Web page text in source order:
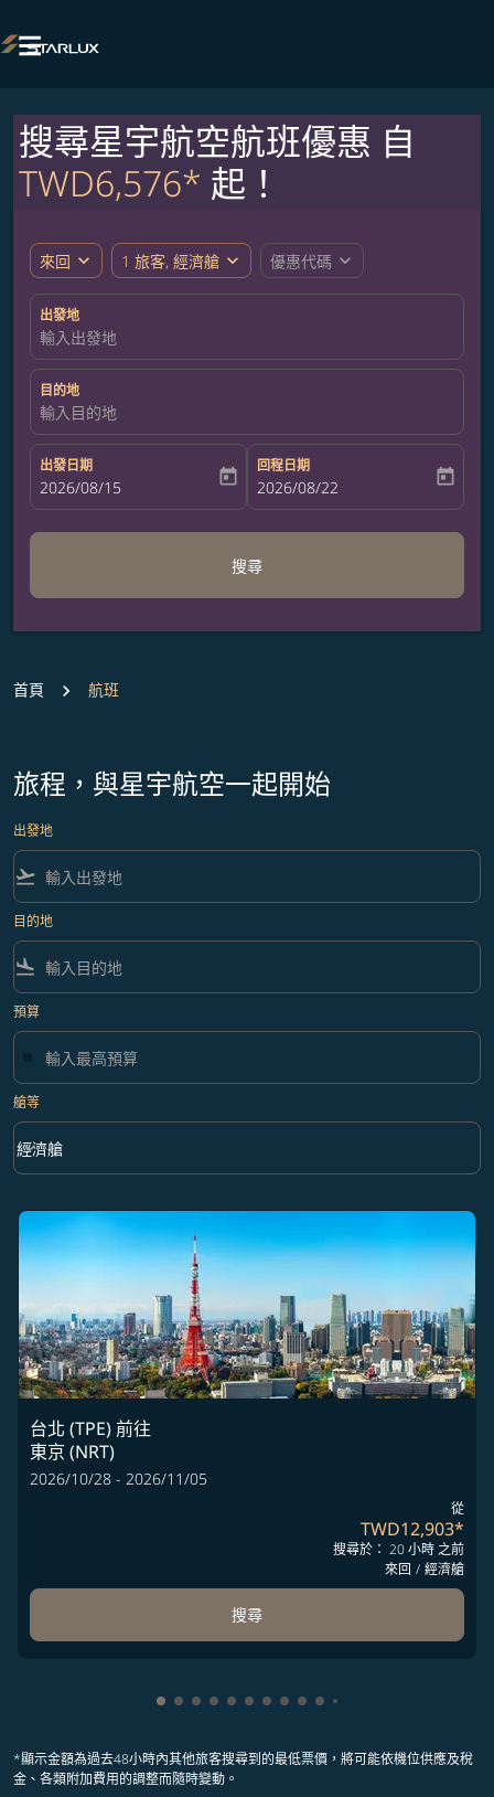

搜尋星宇航空航班優惠 自
TWD6,576* 起！
來回 expand_more 1 旅客, 經濟艙 expand_more 優惠代碼 expand_more
出發地
輸入出發地
目的地
輸入目的地
出發日期
fc-booking-departure-date-aria-label
2026/08/15 today
回程日期
fc-booking-return-date-aria-label
2026/08/22 today
搜尋
首頁 航班
旅程，與星宇航空一起開始
出發地
flight_takeoff
目的地
flight_land
預算
艙等
艙等 option 經濟艙 Selected
經濟艙
keyboard_arrow_down
台北 (TPE)前往
東京 (NRT)
2026/10/28 - 2026/11/05
從
TWD12,903*
搜尋於： 20 小時 之前
來回 / 經濟艙
搜尋
顯示 cmp-pagination-showing-card 1
顯示 cmp-pagination-showing-card 2
顯示 cmp-pagination-showing-card
顯示 cmp-pagination-showing-
顯示 cmp-pagination-showing-
顯示 cmp-pagination-
顯示 cmp-pagination-
顯示 cmp-pagination-
顯示 cmp-pagination-
顯示 cmp-
*顯示金額為過去48小時內其他旅客搜尋到的最低票價，將可能依機位供應及稅
金、各類附加費用的調整而隨時變動。